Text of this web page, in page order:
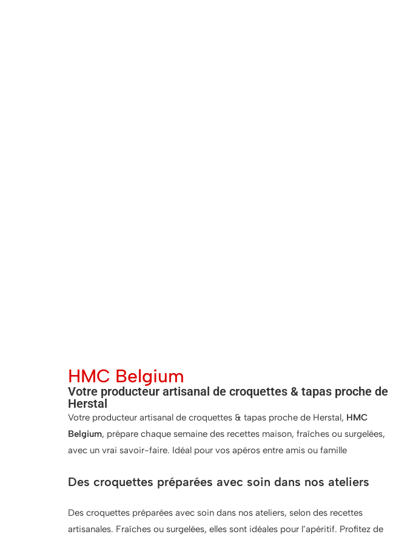
HMC Belgium
Votre producteur artisanal de croquettes & tapas proche de
Herstal
Votre producteur artisanal de croquettes & tapas proche de Herstal, HMC
Belgium, prépare chaque semaine des recettes maison, fraîches ou surgelées,
avec un vrai savoir-faire. Idéal pour vos apéros entre amis ou famille
Des croquettes préparées avec soin dans nos ateliers
Des croquettes préparées avec soin dans nos ateliers, selon des recettes
artisanales. Fraîches ou surgelées, elles sont idéales pour l’apéritif. Profitez de